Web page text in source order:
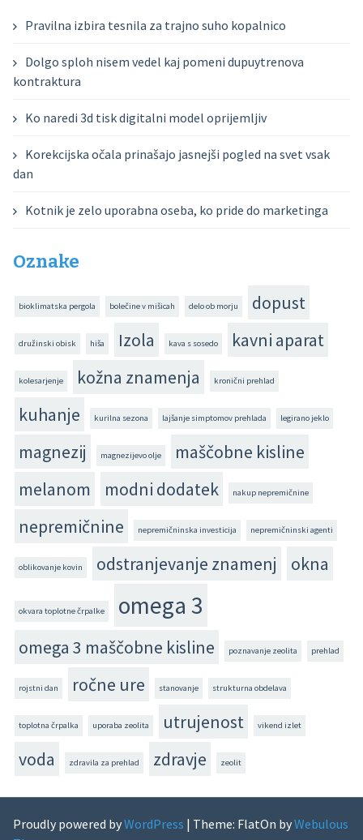
Pravilna izbira tesnila za trajno suho kopalnico
Dolgo sploh nisem vedel kaj pomeni dupuytrenova
kontraktura
Ko naredi 3d tisk digitalni model oprijemljiv
Korekcijska očala prinašajo jasnejši pogled na svet vsak
dan
Kotnik je zelo uporabna oseba, ko pride do marketinga
Oznake
bioklimatska pergola bolečine v mišicah delo ob morju dopust
družinski obisk hiša Izola kava s sosedo kavni aparat
kolesarjenje kožna znamenja kronični prehlad
kuhanje kurilna sezona lajšanje simptomov prehlada legirano jeklo
magnezij magnezijevo olje
maščobne kisline
melanom
modni dodatek nakup nepremičnine
nepremičnine nepremičninska investicija nepremičninski agenti
oblikovanje kovin odstranjevanje znamenj okna
okvara toplotne črpalke omega 3
omega 3 maščobne kisline poznavanje zeolita prehlad
rojstni dan ročne ure stanovanje strukturna obdelava
toplotna črpalka uporaba zeolita utrujenost vikend izlet
voda zdravila za prehlad zdravje zeolit
Proudly powered byWordPress | Theme: FlatOn byWebulous